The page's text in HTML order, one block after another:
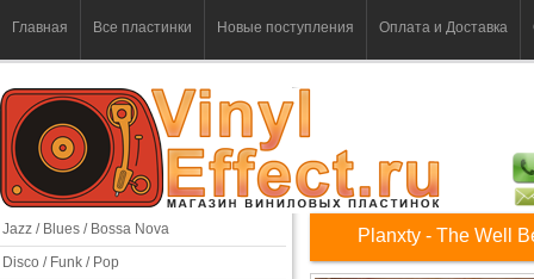
Главная Все пластинки Новые поступления Оплата и Доставка
Jazz / Blues / Bossa Nova
Disco / Funk / Pop
Planxty - The Well